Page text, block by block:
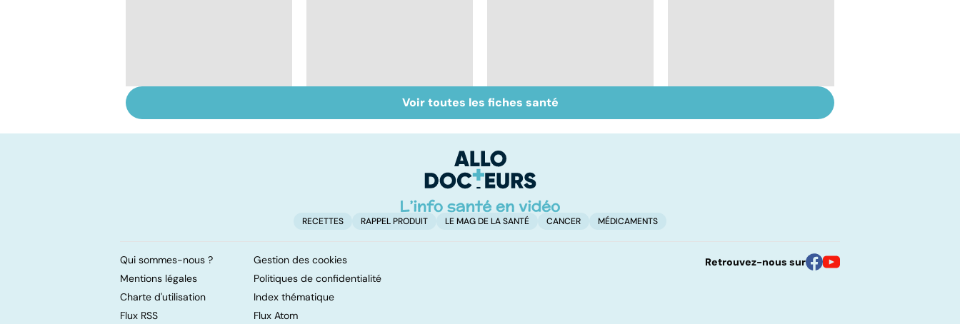
le bégaiement ?
Accident vasculaire
cérébral : l'enfant
Comprendre les
myopathies
Voir toutes les fiches santé
RECETTES RAPPEL PRODUIT LE MAG DE LA SANTÉ CANCER MÉDICAMENTS
Qui sommes-nous ?
Gestion des cookies
Mentions légales
Politiques de confidentialité
Charte d'utilisation
Index thématique
Flux RSS
Flux Atom
Retrouvez-nous sur